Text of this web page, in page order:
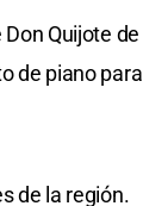
Quijote de
de piano para
de la región.